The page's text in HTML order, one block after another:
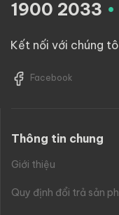
1900 2033
Kết nối với chúng
Facebook
Thông tin chung
Giới thiệu
Quy định đổi trả sản